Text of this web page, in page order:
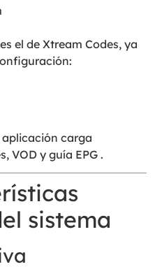
el de Xtream Codes, ya
carga
VOD y guía EPG .
sistema